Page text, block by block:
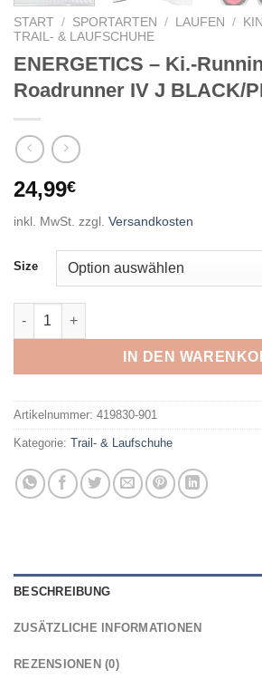
START / SPORTARTEN / LAUFEN /
TRAIL- & LAUFSCHUHE
ENERGETICS – Ki.-
Roadrunner IV J BLACK/
24,99€
inkl. MwSt. zzgl. Versandkosten
Size
ENERGETICS - Ki.-Running-Schuh
IN DEN
Artikelnummer: 419830-901
Kategorie: Trail- & Laufschuhe
BESCHREIBUNG
ZUSÄTZLICHE INFORMATIONEN
REZENSIONEN (0)